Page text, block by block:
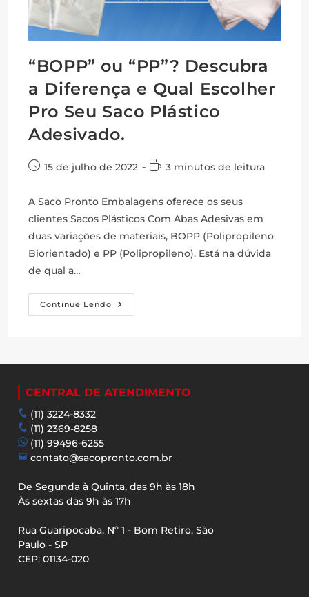
“BOPP” ou “PP”? Descubra
a Diferença e Qual Escolher
Pro Seu Saco Plástico
Adesivado.
Post15 de julho de 2022
Tempo
leitura:
3 minutos de leitura
A Saco Pronto Embalagens oferece os seus
clientes Sacos Plásticos Com Abas Adesivas em
duas variações de materiais, BOPP (Polipropileno
Biorientado) e PP (Polipropileno). Está na dúvida
de qual a…
Continue Lendo “BOPP”
Ou
E
Pro
CENTRAL DE ATENDIMENTO
(11) 3224-8332
(11) 2369-8258
(11) 99496-6255
contato@sacopronto.com.br
De Segunda à Quinta, das 9h às 18h
Às sextas das 9h às 17h
Rua Guaripocaba, Nº 1 - Bom Retiro. São
Paulo - SP
CEP: 01134-020